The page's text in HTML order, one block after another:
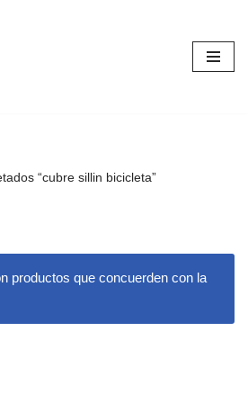
“cubre sillin bicicleta”
productos que concuerden con la